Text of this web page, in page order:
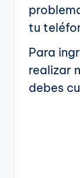
tu
Para
realizar
debes